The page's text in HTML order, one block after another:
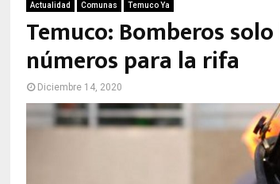
Actualidad Comunas Temuco Ya
Temuco: Bomberos
números para la rifa
Diciembre 14, 2020